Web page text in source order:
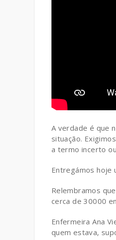
A verdade é que
situação.
a termo incerto
Entregámos hoje
Relembramos
cerca de 30000
Enfermeira Ana
quem estava,